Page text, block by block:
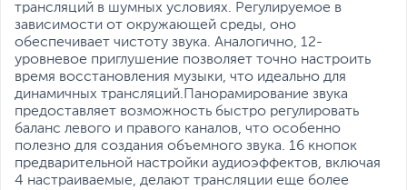
Ссылка на сайт
производителя
en.takstar.com/
Если вы заметили ошибку или неточность в описании товара,
пожалуйста, выделите текст с ошибкой и нажмите Ctrl+Enter.
Xарактеристики, комплект поставки и внешний вид данного товара
могут отличаться от указанных или могут быть изменены
производителем без отражения в каталоге интернет-магазина.
трансляций в шумных условиях. Регулируемое в
зависимости от окружающей среды, оно
обеспечивает чистоту звука. Аналогично, 12-
уровневое приглушение позволяет точно настроить
время восстановления музыки, что идеально для
динамичных трансляций.Панорамирование звука
предоставляет возможность быстро регулировать
баланс левого и правого каналов, что особенно
полезно для создания объемного звука. 16 кнопок
предварительной настройки аудиоэффектов, включая
4 настраиваемые, делают трансляции еще более